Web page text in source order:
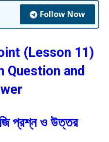
Follow Now
(Lesson 11)
Question and
প্রশ্ন ও উত্তর